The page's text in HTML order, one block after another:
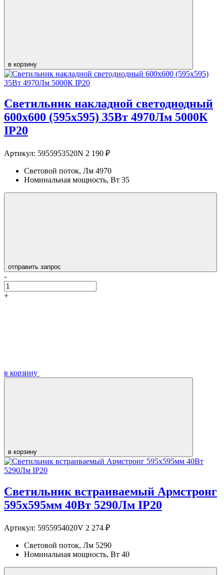
в корзину
Светильник накладной светодиодный
600х600 (595х595) 35Вт 4970Лм 5000К
IP20
Артикул: 5955953520N 2 190 ₽
Световой поток, Лм 4970
Номинальная мощность, Вт 35
отправить запрос
-
+
в корзину
в корзину
Светильник встраиваемый Армстронг
595х595мм 40Вт 5290Лм IP20
Артикул: 5955954020V 2 274 ₽
Световой поток, Лм 5290
Номинальная мощность, Вт 40